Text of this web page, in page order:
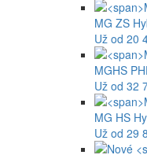
MG ZS
Už od 20
MGHS
Už od 32
MG HS
Už od 29